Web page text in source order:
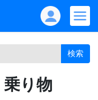
検索
り物